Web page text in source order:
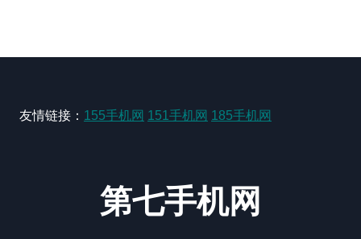
友情链接： 155手机网 151手机网 185手机网
第七手机网